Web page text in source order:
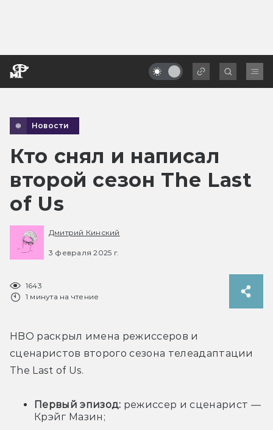
Новости
Кто снял и написал
второй сезон The Last
of Us
Дмитрий Кинский
3 февраля 2025 г.
1643
1 минута на чтение
HBO раскрыл имена режиссеров и
сценаристов второго сезона телеадаптации
The Last of Us.
Первый эпизод: режиссер и сценарист —
Крэйг Мазин;